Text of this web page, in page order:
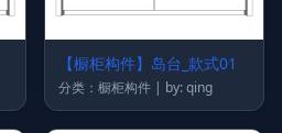
【橱柜构件】岛台_款式01
分类：橱柜构件 | by: qing